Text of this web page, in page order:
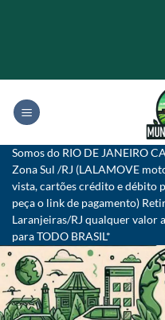
content
Somos do RIO DE JANEIRO
Zona Sul /RJ (LALAMOVE
vista, cartões crédito e débito
peça o link de pagamento)
Laranjeiras/RJ qualquer valor
para TODO BRASIL*